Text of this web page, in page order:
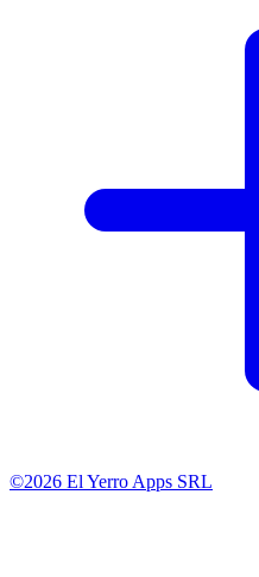
©2026 El Yerro Apps SRL